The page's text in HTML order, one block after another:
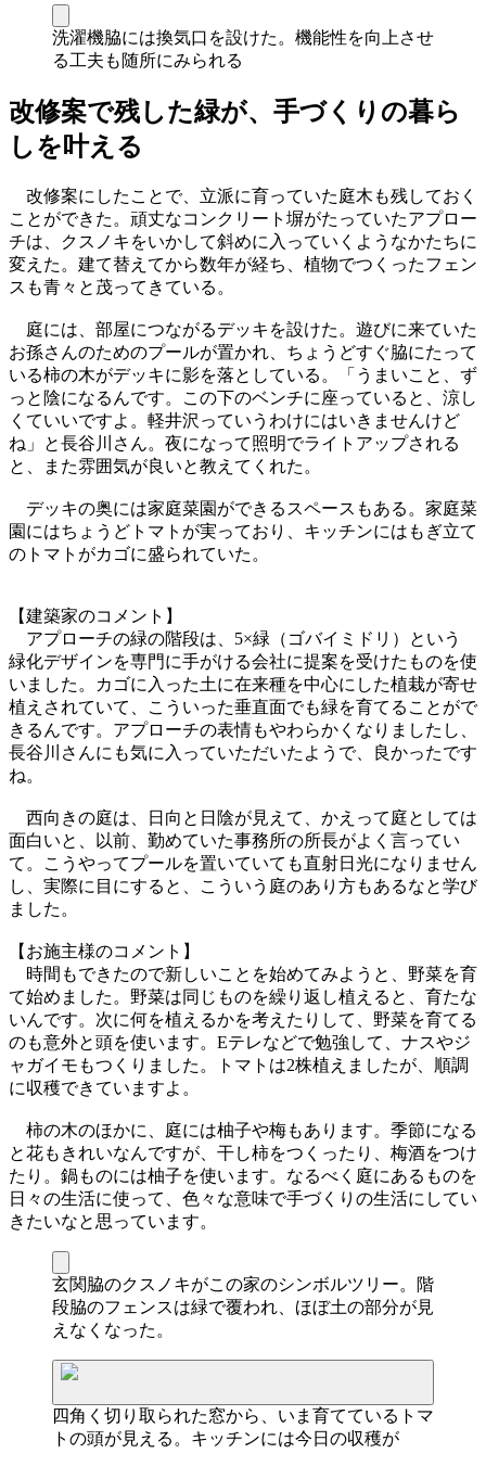
洗濯機脇には換気口を設けた。機能性を向上させ
る工夫も随所にみられる
改修案で残した緑が、手づくりの暮ら
しを叶える
改修案にしたことで、立派に育っていた庭木も残しておく
ことができた。頑丈なコンクリート塀がたっていたアプロー
チは、クスノキをいかして斜めに入っていくようなかたちに
変えた。建て替えてから数年が経ち、植物でつくったフェン
スも青々と茂ってきている。
庭には、部屋につながるデッキを設けた。遊びに来ていた
お孫さんのためのプールが置かれ、ちょうどすぐ脇にたって
いる柿の木がデッキに影を落としている。「うまいこと、ず
っと陰になるんです。この下のベンチに座っていると、涼し
くていいですよ。軽井沢っていうわけにはいきませんけど
ね」と長谷川さん。夜になって照明でライトアップされる
と、また雰囲気が良いと教えてくれた。
デッキの奥には家庭菜園ができるスペースもある。家庭菜
園にはちょうどトマトが実っており、キッチンにはもぎ立て
のトマトがカゴに盛られていた。
【建築家のコメント】
アプローチの緑の階段は、5×緑（ゴバイミドリ）という
緑化デザインを専門に手がける会社に提案を受けたものを使
いました。カゴに入った土に在来種を中心にした植栽が寄せ
植えされていて、こういった垂直面でも緑を育てることがで
きるんです。アプローチの表情もやわらかくなりましたし、
長谷川さんにも気に入っていただいたようで、良かったです
ね。
西向きの庭は、日向と日陰が見えて、かえって庭としては
面白いと、以前、勤めていた事務所の所長がよく言ってい
て。こうやってプールを置いていても直射日光になりません
し、実際に目にすると、こういう庭のあり方もあるなと学び
ました。
【お施主様のコメント】
時間もできたので新しいことを始めてみようと、野菜を育
て始めました。野菜は同じものを繰り返し植えると、育たな
いんです。次に何を植えるかを考えたりして、野菜を育てる
のも意外と頭を使います。Eテレなどで勉強して、ナスやジ
ャガイモもつくりました。トマトは2株植えましたが、順調
に収穫できていますよ。
柿の木のほかに、庭には柚子や梅もあります。季節になる
と花もきれいなんですが、干し柿をつくったり、梅酒をつけ
たり。鍋ものには柚子を使います。なるべく庭にあるものを
日々の生活に使って、色々な意味で手づくりの生活にしてい
きたいなと思っています。
玄関脇のクスノキがこの家のシンボルツリー。階
段脇のフェンスは緑で覆われ、ほぼ土の部分が見
えなくなった。
四角く切り取られた窓から、いま育てているトマ
トの頭が見える。キッチンには今日の収穫が